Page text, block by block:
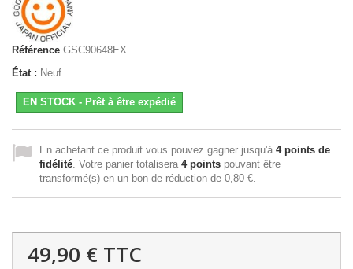
Référence GSC90648EX
État : Neuf
EN STOCK - Prêt à être expédié
En achetant ce produit vous pouvez gagner jusqu'à 4points de
fidélité . Votre panier totalisera 4points pouvant être
transformé(s) en un bon de réduction de 0,80 €
49,90 € TTC